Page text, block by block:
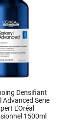
Densifiant
Advanced Serie
L'Oréal
1500ml